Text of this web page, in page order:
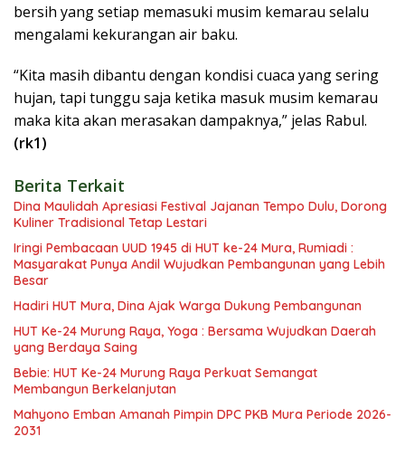
bersih yang setiap memasuki musim kemarau selalu
mengalami kekurangan air baku.
“Kita masih dibantu dengan kondisi cuaca yang sering
hujan, tapi tunggu saja ketika masuk musim kemarau
maka kita akan merasakan dampaknya,” jelas Rabul.
(rk1)
Berita Terkait
Dina Maulidah Apresiasi Festival Jajanan Tempo Dulu, Dorong
Kuliner Tradisional Tetap Lestari
Iringi Pembacaan UUD 1945 di HUT ke-24 Mura, Rumiadi :
Masyarakat Punya Andil Wujudkan Pembangunan yang Lebih
Besar
Hadiri HUT Mura, Dina Ajak Warga Dukung Pembangunan
HUT Ke-24 Murung Raya, Yoga : Bersama Wujudkan Daerah
yang Berdaya Saing
Bebie: HUT Ke-24 Murung Raya Perkuat Semangat
Membangun Berkelanjutan
Mahyono Emban Amanah Pimpin DPC PKB Mura Periode 2026-
2031